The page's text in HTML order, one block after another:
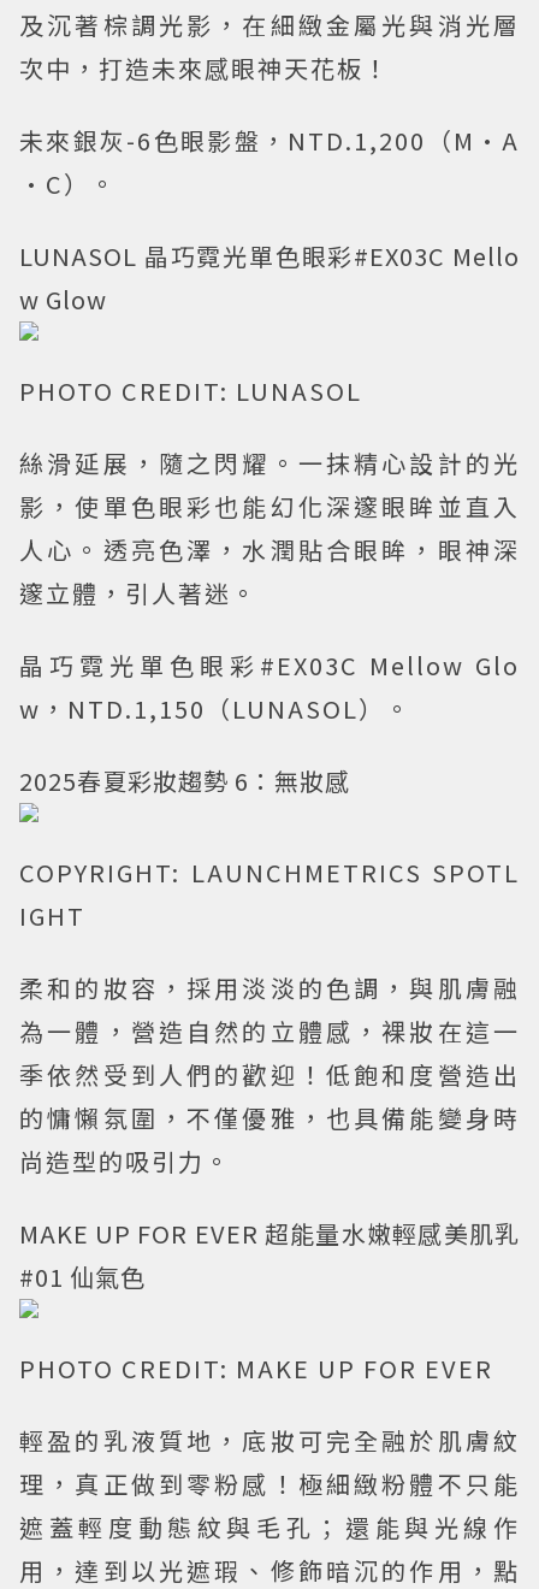
及沉著棕調光影，在細緻金屬光與消光層
次中，打造未來感眼神天花板！
未來銀灰-6色眼影盤，NTD.1,200（M·A
·C）。
LUNASOL 晶巧霓光單色眼彩#EX03C Mello
w Glow
PHOTO CREDIT: LUNASOL
絲滑延展，隨之閃耀。一抹精心設計的光
影，使單色眼彩也能幻化深邃眼眸並直入
人心。透亮色澤，水潤貼合眼眸，眼神深
邃立體，引人著迷。
晶巧霓光單色眼彩#EX03C Mellow Glo
w，NTD.1,150（LUNASOL）。
2025春夏彩妝趨勢 6：無妝感
COPYRIGHT: LAUNCHMETRICS SPOTL
IGHT
柔和的妝容，採用淡淡的色調，與肌膚融
為一體，營造自然的立體感，裸妝在這一
季依然受到人們的歡迎！低飽和度營造出
的慵懶氛圍，不僅優雅，也具備能變身時
尚造型的吸引力。
MAKE UP FOR EVER 超能量水嫩輕感美肌乳
#01 仙氣色
PHOTO CREDIT: MAKE UP FOR EVER
輕盈的乳液質地，底妝可完全融於肌膚紋
理，真正做到零粉感！極細緻粉體不只能
遮蓋輕度動態紋與毛孔；還能與光線作
用，達到以光遮瑕、修飾暗沉的作用，點